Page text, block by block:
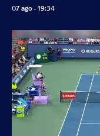
07 ago - 19:34